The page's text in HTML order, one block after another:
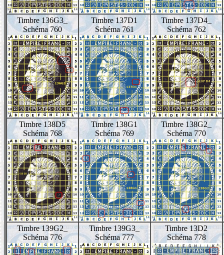
Timbre 136G3_
Schéma 760
Timbre 137D1
Schéma 761
Timbre 137D4_
Schéma 762
Timbre 138D5
Schéma 768
Timbre 138G1
Schéma 769
Timbre 138G2_
Schéma 770
Timbre 139G2_
Schéma 776
Timbre 139G3_
Schéma 777
Timbre 13D2
Schéma 778